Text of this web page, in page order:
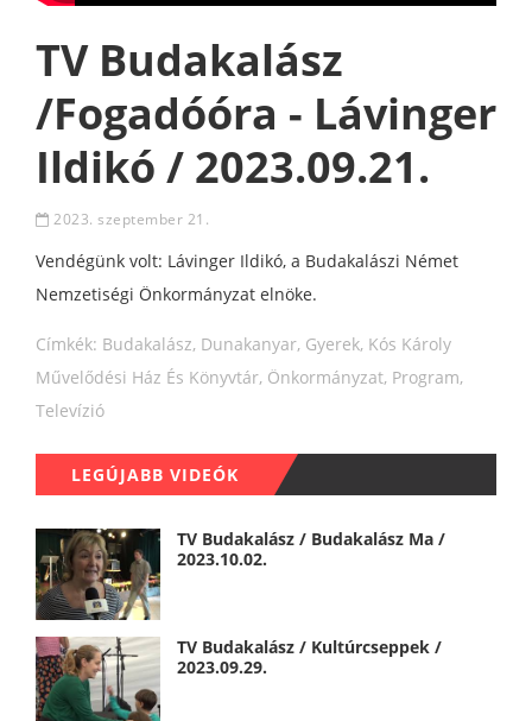
TV Budakalász
/Fogadóóra - Lávinger
Ildikó / 2023.09.21.
2023. szeptember 21.
Vendégünk volt: Lávinger Ildikó, a Budakalászi Német
Nemzetiségi Önkormányzat elnöke.
Címkék: Budakalász, Dunakanyar, Gyerek, Kós Károly
Művelődési Ház És Könyvtár, Önkormányzat, Program,
Televízió
LEGÚJABB VIDEÓK
TV Budakalász / Budakalász Ma /
2023.10.02.
TV Budakalász / Kultúrcseppek /
2023.09.29.